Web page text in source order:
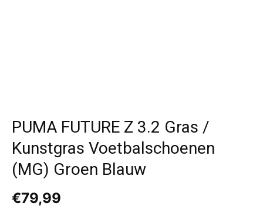
PUMA FUTURE Z 3.2 Gras /
Kunstgras Voetbalschoenen
(MG) Groen Blauw
€79,99